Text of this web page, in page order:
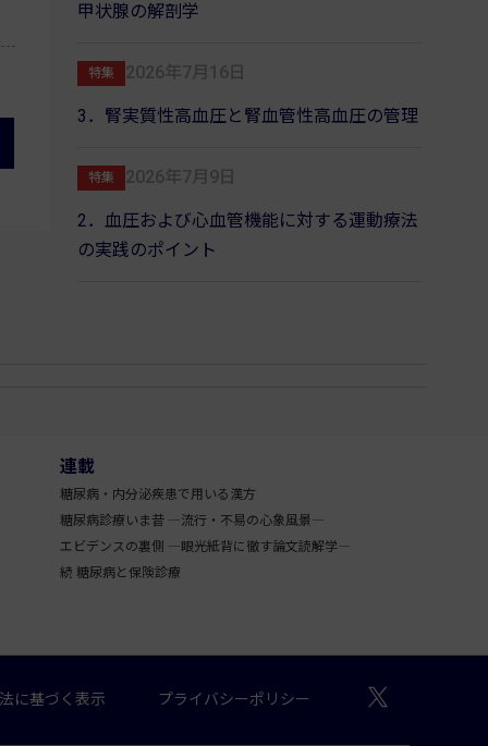
甲状腺の解剖学
特集 2026年7月16日
3．腎実質性高血圧と腎血管性高血圧の管理
特集 2026年7月9日
2．血圧および心血管機能に対する運動療法
の実践のポイント
連載
糖尿病・内分泌疾患で用いる漢方
糖尿病診療いま昔 ―流行・不易の心象風景―
エビデンスの裏側 ―眼光紙背に徹す論文読解学―
続 糖尿病と保険診療
に基づく表示 プライバシーポリシー